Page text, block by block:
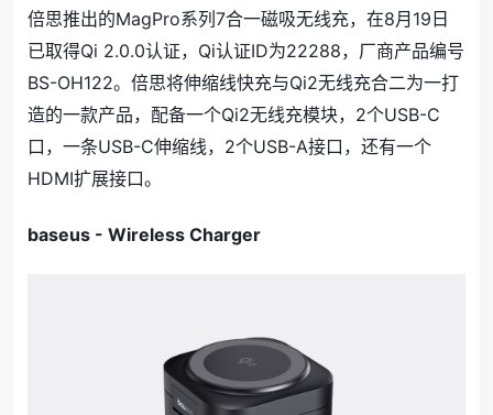
倍思推出的MagPro系列7合一磁吸无线充，在8月19日
已取得Qi 2.0.0认证，Qi认证ID为22288，厂商产品编号
BS-OH122。倍思将伸缩线快充与Qi2无线充合二为一打
造的一款产品，配备一个Qi2无线充模块，2个USB-C
口，一条USB-C伸缩线，2个USB-A接口，还有一个
HDMI扩展接口。
baseus - Wireless Charger